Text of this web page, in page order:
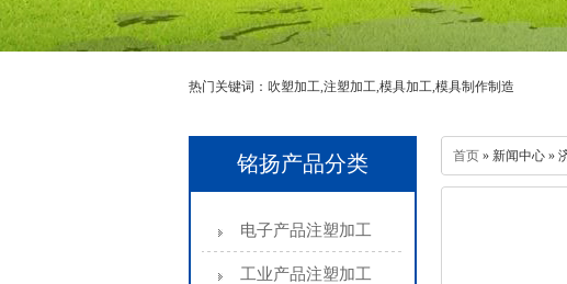
热门关键词：吹塑加工,注塑加工,模具加工,模具制作制造
铭扬产品分类
电子产品注塑加工
工业产品注塑加工
首页 » 新闻中心 »